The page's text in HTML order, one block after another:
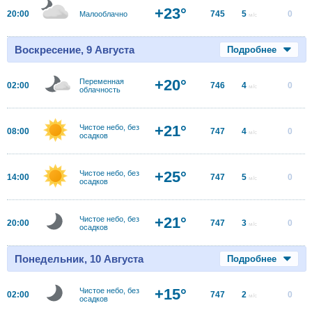
20:00 Малооблачно +23° 745 5 м/с 0
Воскресение, 9 Августа Подробнее
02:00
Переменная
облачность
+20° 746 4 м/с 0
08:00
Чистое небо, без
осадков
+21° 747 4 м/с 0
14:00
Чистое небо, без
осадков
+25° 747 5 м/с 0
20:00
Чистое небо, без
осадков
+21° 747 3 м/с 0
Понедельник, 10 Августа Подробнее
02:00
Чистое небо, без
осадков
+15° 747 2 м/с 0